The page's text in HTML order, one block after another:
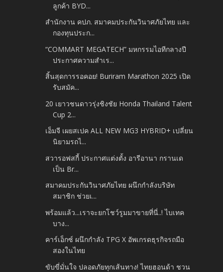
ลูกค้า BYD...
สำนักงาน คปภ. สมาคมประกันวินาศภัยไทย และ
กองทุนประก...
“COMMART MEGATECH” มหกรรมไอทีกลางปี
ประกาศความสำเร...
สิ้นสุดการรอคอย! Buriram Marathon 2025 เปิด
รับสมัค...
20 เยาวชนดาวรุ่งชิงชัย Honda Thailand Talent
Cup 2...
เอ็มจี เผยสเปค ALL NEW MG3 HYBRID+ เปลี่ยน
นิยามรถไ...
สวารอฟสกี้ ประกาศแต่งตั้ง อารีอานา กรานเด
เป็น Br...
สมาคมประกันวินาศภัยไทย ผนึกกำลังบริษัท
สมาชิก ช่วยเ...
พร้อมแล้ว...เราจะยกโชว์รูมมาขายที่นี่..! ไบเทค
บาง...
คาร์เอ็กซ์ ผนึกกำลัง TPG X อัพเกรดธุรกิจรถมือ
สองในไทย
ขับขี่มั่นใจ ปลอดภัยทุกเส้นทาง! ไทยฮอนด้า ชวน